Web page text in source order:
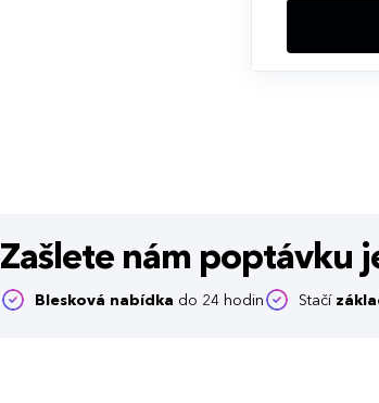
Zašlete nám poptávku
Blesková nabídka do 24 hodin Stačí